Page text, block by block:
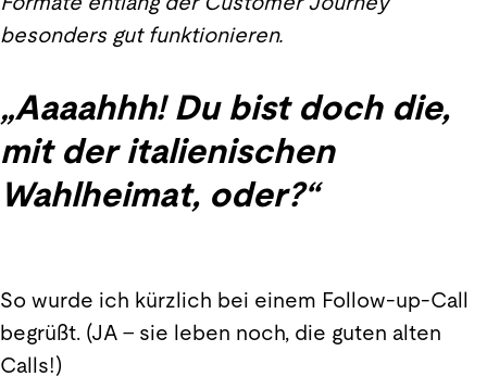
besonders gut funktionieren.
„Aaaahhh! Du bist doch die,
mit der italienischen
Wahlheimat, oder?“
So wurde ich kürzlich bei einem Follow-up-Call
begrüßt. (JA – sie leben noch, die guten alten
Calls!)